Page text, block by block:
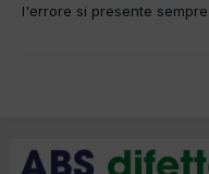
l'errore si presente sempre